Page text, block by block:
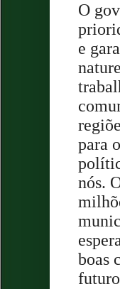
O
e
para
nós.
boas